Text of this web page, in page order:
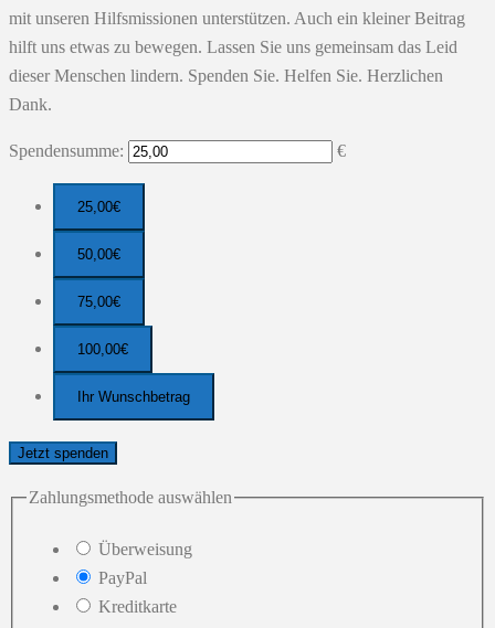
mit unseren Hilfsmissionen unterstützen. Auch ein kleiner Beitrag
hilft uns etwas zu bewegen. Lassen Sie uns gemeinsam das Leid
dieser Menschen lindern. Spenden Sie. Helfen Sie. Herzlichen
Dank.
Spendensumme: €
25,00€
50,00€
75,00€
100,00€
Ihr Wunschbetrag
Jetzt spenden
Zahlungsmethode auswählen
Überweisung
PayPal
Kreditkarte